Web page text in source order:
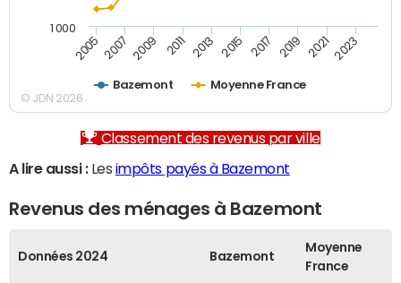
Bazemont Moyenne France
2005 2007 2009 2011 2013 2015 2017 2019 2021 2023
1 000
© JDN 2026
Classement des revenus par ville
A lire aussi :Les impôts payés à Bazemont
Revenus des ménages à Bazemont
Données 2024 Bazemont
Moyenne
France